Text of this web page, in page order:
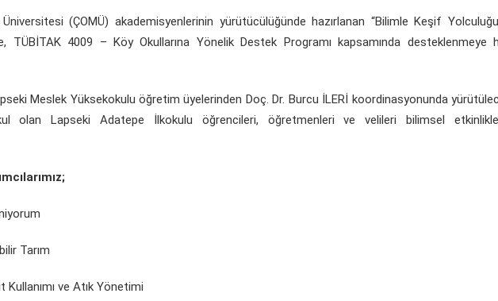
(ÇOMÜ) akademisyenlerinin yürütücülüğünde hazırlanan “Bilimle Keşif
TÜBİTAK 4009 – Köy Okullarına Yönelik Destek Programı kapsamında desteklenmeye
Meslek Yüksekokulu öğretim üyelerinden Doç. Dr. Burcu İLERİ koordinasyonunda
olan Lapseki Adatepe İlkokulu öğrencileri, öğretmenleri ve velileri bilimsel
Tarım
ve Atık Yönetimi